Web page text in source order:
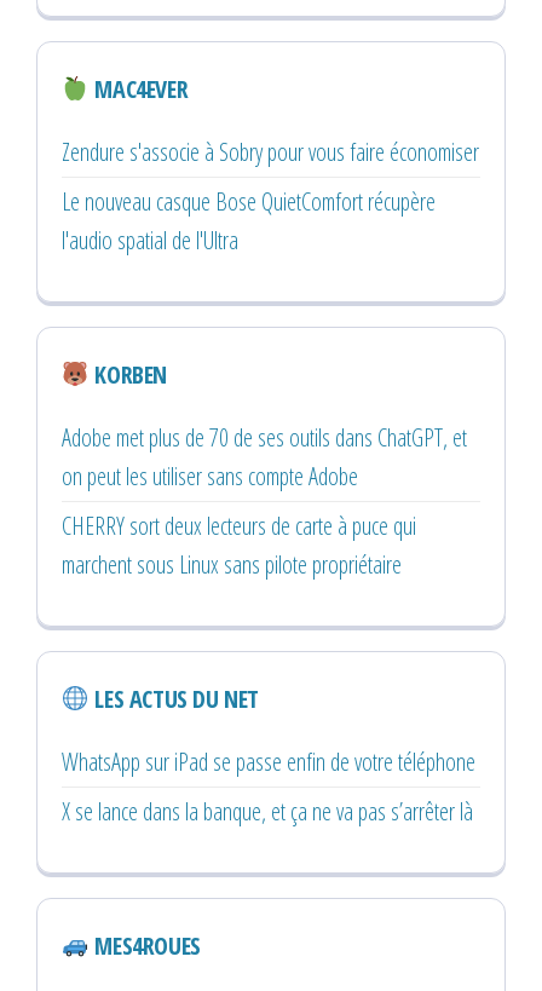
MAC4EVER
Zendure s'associe à Sobry pour vous faire économiser
Le nouveau casque Bose QuietComfort récupère
l'audio spatial de l'Ultra
KORBEN
Adobe met plus de 70 de ses outils dans ChatGPT, et
on peut les utiliser sans compte Adobe
CHERRY sort deux lecteurs de carte à puce qui
marchent sous Linux sans pilote propriétaire
LES ACTUS DU NET
WhatsApp sur iPad se passe enfin de votre téléphone
X se lance dans la banque, et ça ne va pas s’arrêter là
MES4ROUES